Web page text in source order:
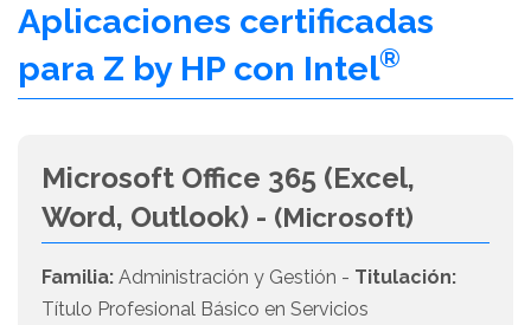
Aplicaciones certificadas
para Z by HP con Intel®
Microsoft Office 365 (Excel,
Word, Outlook) - (Microsoft)
Familia: Administración y Gestión - Titulación:
Título Profesional Básico en Servicios